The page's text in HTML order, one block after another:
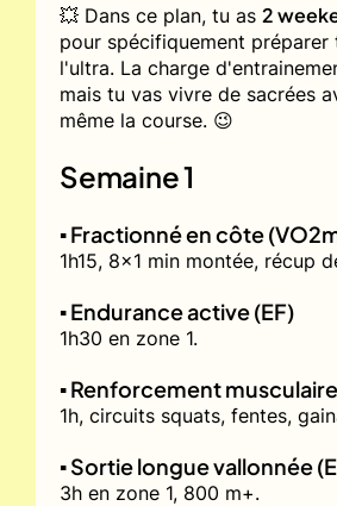
💥 Dans ce plan, tu as 2
pour spécifiquement préparer
l'ultra. La charge
mais tu vas vivre de sacrées
même la course. 😉
Semaine 1
▪️ Fractionné en côte
1h15, 8x1 min montée, récup
▪️ Endurance active (EF)
1h30 en zone 1.
▪️ Renforcement musculaire
1h, circuits squats, fentes,
▪️ Sortie longue vallonnée
3h en zone 1, 800 m+.